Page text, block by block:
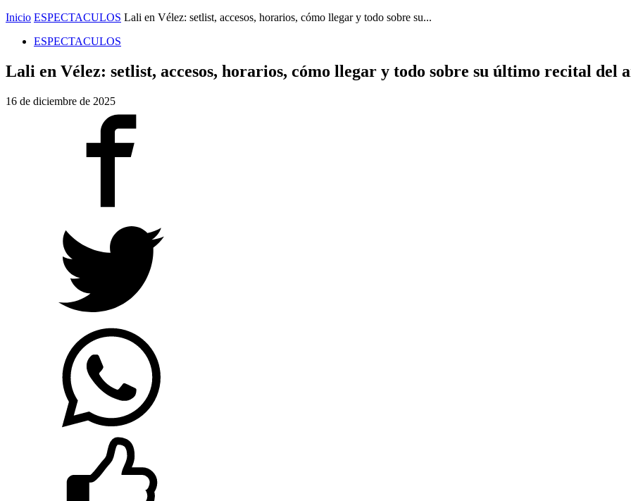
Inicio ESPECTACULOS Lali en Vélez: setlist, accesos, horarios, cómo llegar y todo sobre su...
ESPECTACULOS
Lali en Vélez: setlist, accesos, horarios, cómo llegar y todo sobre su último recital del
16 de diciembre de 2025